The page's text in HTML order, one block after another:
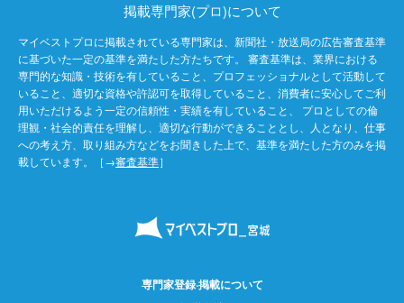
掲載専門家(プロ)について
マイベストプロに掲載されている専門家は、新聞社・放送局の広告審査基準
に基づいた一定の基準を満たした方たちです。 審査基準は、業界における
専門的な知識・技術を有していること、プロフェッショナルとして活動して
いること、適切な資格や許認可を取得していること、消費者に安心してご利
用いただけるよう一定の信頼性・実績を有していること、 プロとしての倫
理観・社会的責任を理解し、適切な行動ができることとし、人となり、仕事
への考え方、取り組み方などをお聞きした上で、基準を満たした方のみを掲
載しています。［→審査基準］
専門家登録·掲載について